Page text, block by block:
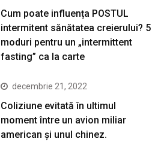
Cum poate influența POSTUL
intermitent sănătatea creierului? 5
moduri pentru un „intermittent
fasting” ca la carte
decembrie 21, 2022
Coliziune evitată în ultimul
moment între un avion miliar
american şi unul chinez.